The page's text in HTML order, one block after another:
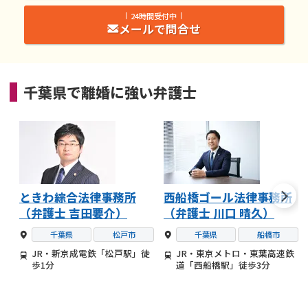
24時間受付中
メールで問合せ
千葉県で離婚に強い弁護士
ときわ綜合法律事務所
（弁護士 吉田要介）
千葉県 松戸市
JR・新京成電鉄「松戸駅」徒
歩1分
西船橋ゴール法律事務所
（弁護士 川口 晴久）
千葉県 船橋市
JR・東京メトロ・東葉高速鉄
道「西船橋駅」徒歩3分